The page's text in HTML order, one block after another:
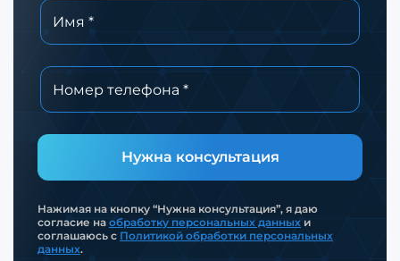
Нужна консультация
Нажимая на кнопку “Нужна консультация”, я даю
согласие на обработку персональных данных и
соглашаюсь с Политикой обработки персональных
данных.